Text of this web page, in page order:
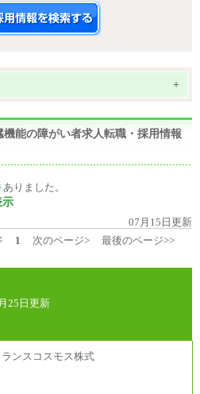
+
能の障がい者求人転職・採用情報
ありました。
示
07月15日更新
1 次のページ> 最後のページ>>
25日更新